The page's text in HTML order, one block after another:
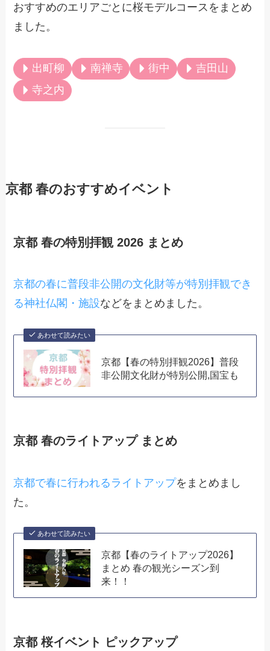
おすすめのエリアごとに桜モデルコースをまとめ
ました。
出町柳 南禅寺 街中
吉田山
寺之内
京都 春のおすすめイベント
京都 春の特別拝観 2026 まとめ
京都の春に普段非公開の文化財等が特別拝観でき
る神社仏閣・施設などをまとめました。
あわせて読みたい
京都【春の特別拝観2026】普段
非公開文化財が特別公開,国宝も
京都 春のライトアップ まとめ
京都で春に行われるライトアップをまとめまし
た。
あわせて読みたい
京都【春のライトアップ2026】
まとめ 春の観光シーズン到
来！！
京都 桜イベント ピックアップ